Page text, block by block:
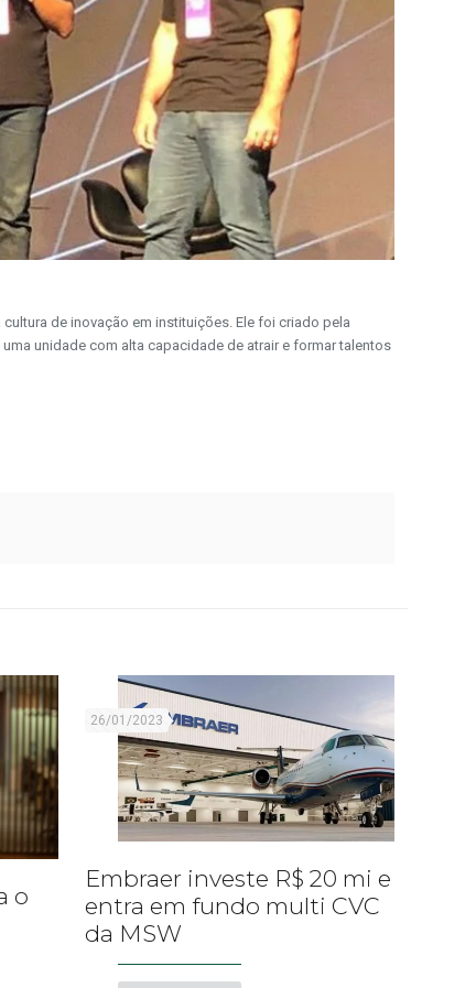
de inovação em instituições. Ele foi criado pela
unidade com alta capacidade de atrair e formar talentos
o
26/01/2023
Embraer investe R$ 20 mi e
entra em fundo multi CVC
da MSW